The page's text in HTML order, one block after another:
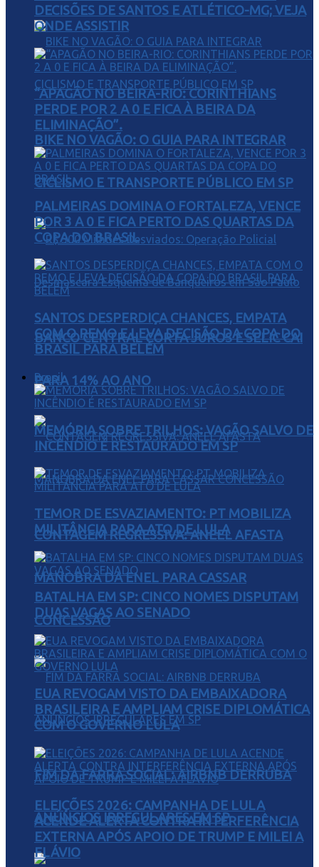
BIKE NO VAGÃO: O GUIA PARA INTEGRAR
CICLISMO E TRANSPORTE PÚBLICO EM SP
BANCO CENTRAL CORTA JUROS E SELIC CAI
PARA 14% AO ANO
CONTAGEM REGRESSIVA: ANEEL AFASTA
MANOBRA DA ENEL PARA CASSAR
CONCESSÃO
FIM DA FARRA SOCIAL: AIRBNB DERRUBA
ANÚNCIOS IRREGULARES EM SP
DECISÕES DE SANTOS E ATLÉTICO-MG; VEJA
ONDE ASSISTIR
“APAGÃO NO BEIRA-RIO: CORINTHIANS
PERDE POR 2 A 0 E FICA À BEIRA DA
ELIMINAÇÃO”.
PALMEIRAS DOMINA O FORTALEZA, VENCE
POR 3 A 0 E FICA PERTO DAS QUARTAS DA
COPA DO BRASIL
SANTOS DESPERDIÇA CHANCES, EMPATA
COM O REMO E LEVA DECISÃO DA COPA DO
BRASIL PARA BELÉM
Brasil
MEMÓRIA SOBRE TRILHOS: VAGÃO SALVO DE
INCÊNDIO É RESTAURADO EM SP
TEMOR DE ESVAZIAMENTO: PT MOBILIZA
MILITÂNCIA PARA ATO DE LULA
BATALHA EM SP: CINCO NOMES DISPUTAM
DUAS VAGAS AO SENADO
EUA REVOGAM VISTO DA EMBAIXADORA
BRASILEIRA E AMPLIAM CRISE DIPLOMÁTICA
COM O GOVERNO LULA
ELEIÇÕES 2026: CAMPANHA DE LULA
ACENDE ALERTA CONTRA INTERFERÊNCIA
EXTERNA APÓS APOIO DE TRUMP E MILEI A
FLÁVIO